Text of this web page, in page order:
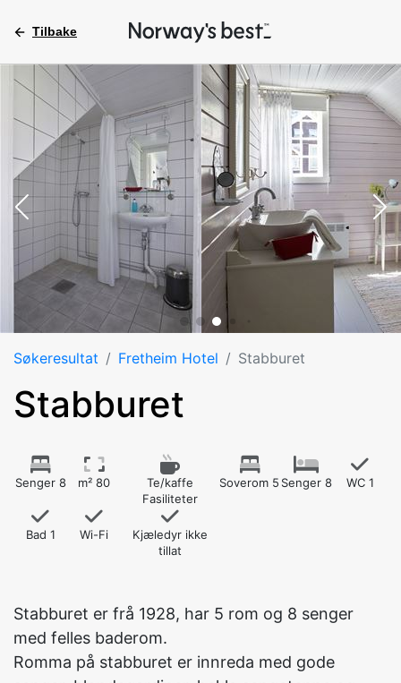
Tilbake
Søkeresultat Fretheim Hotel Stabburet
Stabburet
Senger 8 m² 80
Te/kaffe
Fasiliteter
Soverom 5 Senger 8 WC 1
Bad 1 Wi-Fi
Kjæledyr ikke
tillat
Stabburet er frå 1928, har 5 rom og 8 senger
med felles baderom.
Romma på stabburet er innreda med gode